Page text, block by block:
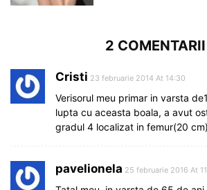
2 COMENTARII
Cristi 23 februarie 2014 At 14:30
Verisorul meu primar in varsta
lupta cu aceasta boala, a avut
gradul 4 localizat in femur(20
pavelionela 25 februarie 2016 At